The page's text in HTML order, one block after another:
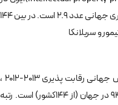
مقیاس 1 تا 7، طبق گزارش 2012-2013 رقابت پذیری جهانی عدد 2.9 است. در بین 144
در شاخص کیفیت نظام آموزشی برحسب گزارش جهانی رقابت پذیری 2013-2012 ،
ایران با 3.3 درصددر مقیاس 1 تا 7، دارای رتبه 94 در جهان (از 144کشور) است. رتبه